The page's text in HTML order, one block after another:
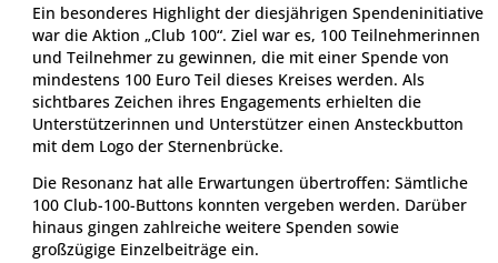
Ein besonderes Highlight der diesjährigen Spendeninitiative
war die Aktion „Club 100“. Ziel war es, 100 Teilnehmerinnen
und Teilnehmer zu gewinnen, die mit einer Spende von
mindestens 100 Euro Teil dieses Kreises werden. Als
sichtbares Zeichen ihres Engagements erhielten die
Unterstützerinnen und Unterstützer einen Ansteckbutton
mit dem Logo der Sternenbrücke.
Die Resonanz hat alle Erwartungen übertroffen: Sämtliche
100 Club-100-Buttons konnten vergeben werden. Darüber
hinaus gingen zahlreiche weitere Spenden sowie
großzügige Einzelbeiträge ein.